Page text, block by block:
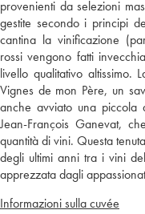
provenienti da selezioni
gestite secondo i principi
cantina la vinificazione
rossi vengono fatti
livello qualitativo altissimo.
Vignes de mon Père, un
anche avviato una piccola
Jean-François Ganevat,
quantità di vini. Questa
degli ultimi anni tra i vini
apprezzata dagli
Informazioni sulla cuvée